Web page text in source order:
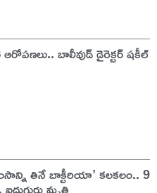
బాలీవుడ్ డైరెక్టర్ షకీల్
తినే బాక్టీరియా’ కలకలం.. 9